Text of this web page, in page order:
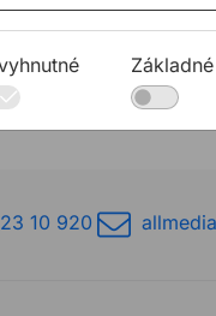
TOP SEAL SV 100
10 920
Základné